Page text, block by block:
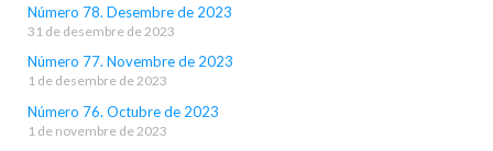
Número 78. Desembre de 2023
31 de desembre de 2023
Número 77. Novembre de 2023
1 de desembre de 2023
Número 76. Octubre de 2023
1 de novembre de 2023